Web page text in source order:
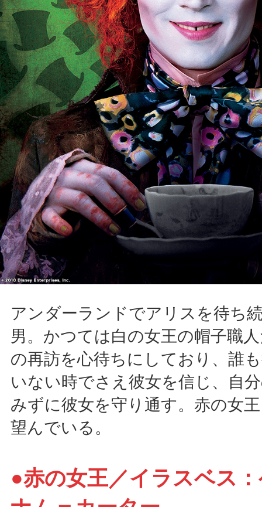
アンダーランドでアリスを待ち
男。かつては白の女王の帽子職
の再訪を心待ちにしており、誰
いない時でさえ彼女を信じ、自
みずに彼女を守り通す。赤の女
望んでいる。
●赤の女王／イラスベス